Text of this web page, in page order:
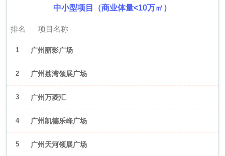
中小型项目（商业体量<10万㎡）
排名 项目名称
1 广州丽影广场
2 广州荔湾领展广场
3 广州万菱汇
4 广州凯德乐峰广场
5 广州天河领展广场